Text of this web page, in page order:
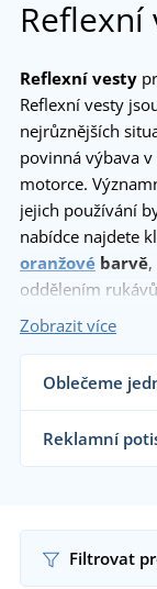
Reflexní
Reflexní vesty
Reflexní vesty
nejrůznějších
povinná výbava
motorce.
jejich používání
nabídce najdete
oranžové barvě
oddělením
dětské reflexní
Zobrazit více
Oblečeme
1
Reklamní
Filtrovat